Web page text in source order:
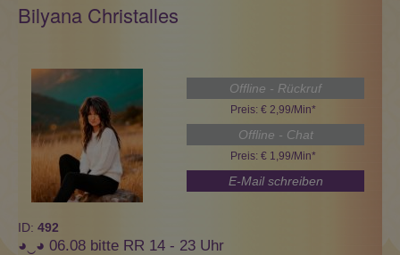
Bilyana Christalles
Offline - Rückruf
Preis: € 2,99/Min*
Offline - Chat
Preis: € 1,99/Min*
E-Mail schreiben
ID: 492
◕‿◕ 06.08 bitte RR 14 - 23 Uhr